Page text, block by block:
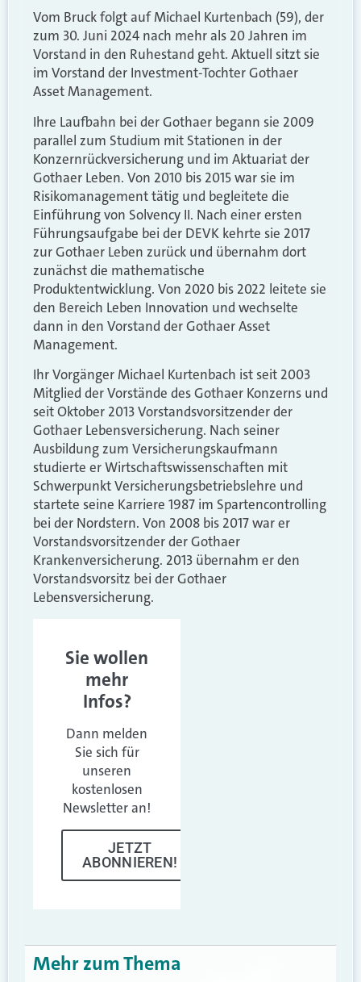
Vom Bruck folgt auf Michael Kurtenbach (59), der
zum 30. Juni 2024 nach mehr als 20 Jahren im
Vorstand in den Ruhestand geht. Aktuell sitzt sie
im Vorstand der Investment-Tochter Gothaer
Asset Management.
Ihre Laufbahn bei der Gothaer begann sie 2009
parallel zum Studium mit Stationen in der
Konzernrückversicherung und im Aktuariat der
Gothaer Leben. Von 2010 bis 2015 war sie im
Risikomanagement tätig und begleitete die
Einführung von Solvency II. Nach einer ersten
Führungsaufgabe bei der DEVK kehrte sie 2017
zur Gothaer Leben zurück und übernahm dort
zunächst die mathematische
Produktentwicklung. Von 2020 bis 2022 leitete sie
den Bereich Leben Innovation und wechselte
dann in den Vorstand der Gothaer Asset
Management.
Ihr Vorgänger Michael Kurtenbach ist seit 2003
Mitglied der Vorstände des Gothaer Konzerns und
seit Oktober 2013 Vorstandsvorsitzender der
Gothaer Lebensversicherung. Nach seiner
Ausbildung zum Versicherungskaufmann
studierte er Wirtschaftswissenschaften mit
Schwerpunkt Versicherungsbetriebslehre und
startete seine Karriere 1987 im Spartencontrolling
bei der Nordstern. Von 2008 bis 2017 war er
Vorstandsvorsitzender der Gothaer
Krankenversicherung. 2013 übernahm er den
Vorstandsvorsitz bei der Gothaer
Lebensversicherung.
Sie wollen
mehr
Infos?
Dann melden
Sie sich für
unseren
kostenlosen
Newsletter an!
JETZT
ABONNIEREN!
Mehr zum Thema